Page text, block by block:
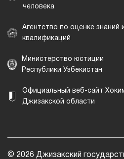
человека
Агентство по оценке знаний и
квалификаций
Министерство юстиции
Республики Узбекистан
Официальный веб-сайт
Джизакской области
© 2026 Джизакский